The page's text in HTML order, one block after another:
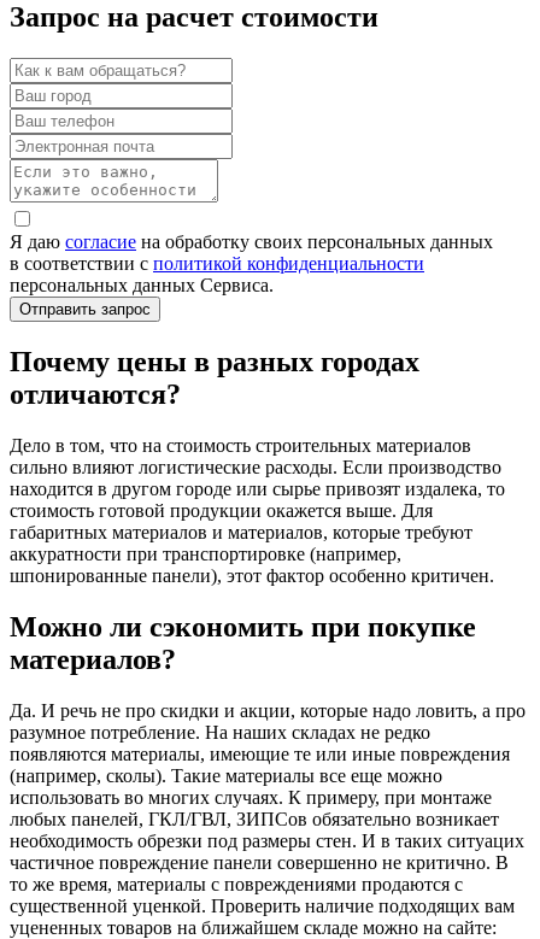
Запрос на расчет стоимости
Я даю согласие на обработку своих персональных данных
в соответствии с политикой конфиденциальности
персональных данных Сервиса.
Почему цены в разных городах
отличаются?
Дело в том, что на стоимость строительных материалов
сильно влияют логистические расходы. Если производство
находится в другом городе или сырье привозят издалека, то
стоимость готовой продукции окажется выше. Для
габаритных материалов и материалов, которые требуют
аккуратности при транспортировке (например,
шпонированные панели), этот фактор особенно критичен.
Можно ли сэкономить при покупке
материалов?
Да. И речь не про скидки и акции, которые надо ловить, а про
разумное потребление. На наших складах не редко
появляются материалы, имеющие те или иные повреждения
(например, сколы). Такие материалы все еще можно
использовать во многих случаях. К примеру, при монтаже
любых панелей, ГКЛ/ГВЛ, ЗИПСов обязательно возникает
необходимость обрезки под размеры стен. И в таких ситуацих
частичное повреждение панели совершенно не критично. В
то же время, материалы с повреждениями продаются с
существенной уценкой. Проверить наличие подходящих вам
уцененных товаров на ближайшем складе можно на сайте: